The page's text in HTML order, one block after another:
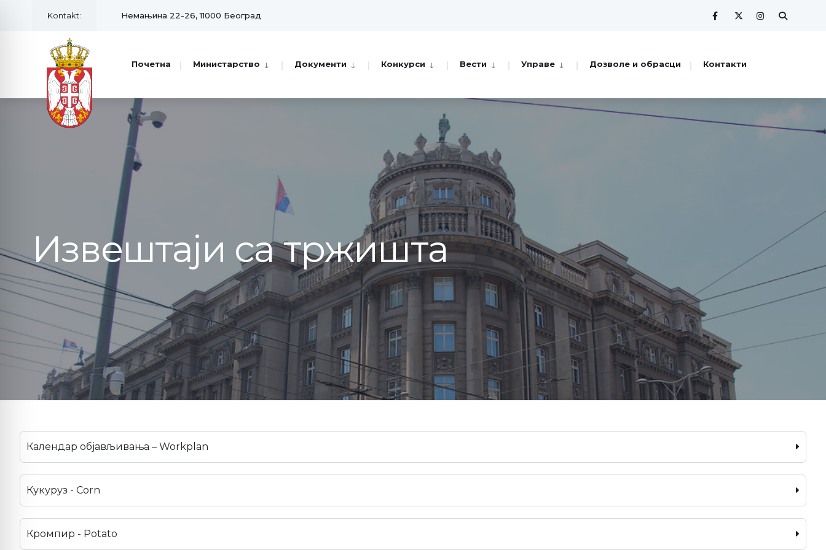
Kontakt: Немањина 22-26, 11000 Београд
Почетна Министарство Документи Конкурси Вести Управе Дозволе и обрасци Контакти
Извештаји са тржишта
Календар објављивања – Workplan
Кукуруз - Corn
Кромпир - Potato